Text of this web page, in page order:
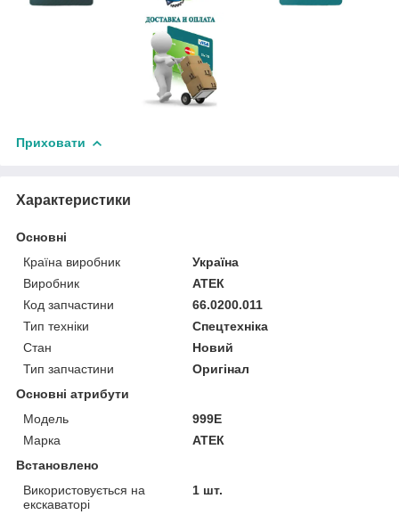
Приховати
Характеристики
Основні
Країна виробник
Україна
Виробник
АТЕК
Код запчастини
66.0200.011
Тип техніки
Спецтехніка
Стан
Новий
Тип запчастини
Оригінал
Основні атрибути
Модель
999Е
Марка
АТЕК
Встановлено
Використовується на
екскаваторі
1 шт.